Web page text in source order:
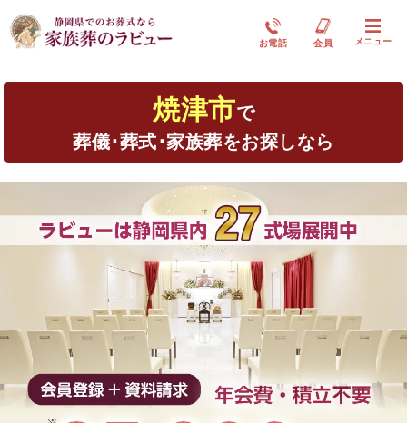
お電話 会員 メニュー
焼津市で
葬儀･葬式･家族葬をお探しなら